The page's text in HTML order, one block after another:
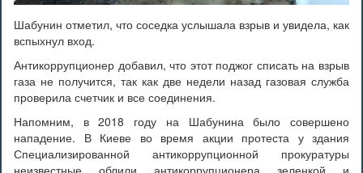
Шабунин отметил, что соседка услышала взрыв и увидела, как
вспыхнул вход.
Антикоррупционер добавил, что этот поджог списать на взрыв
газа не получится, так как две недели назад газовая служба
проверила счетчик и все соединения.
Напомним, в 2018 году на Шабунина было совершено
нападение. В Киеве во время акции протеста у здания
Специализированной антикоррупционной прокуратуры
неизвестные облили антикоррупционера зеленкой и